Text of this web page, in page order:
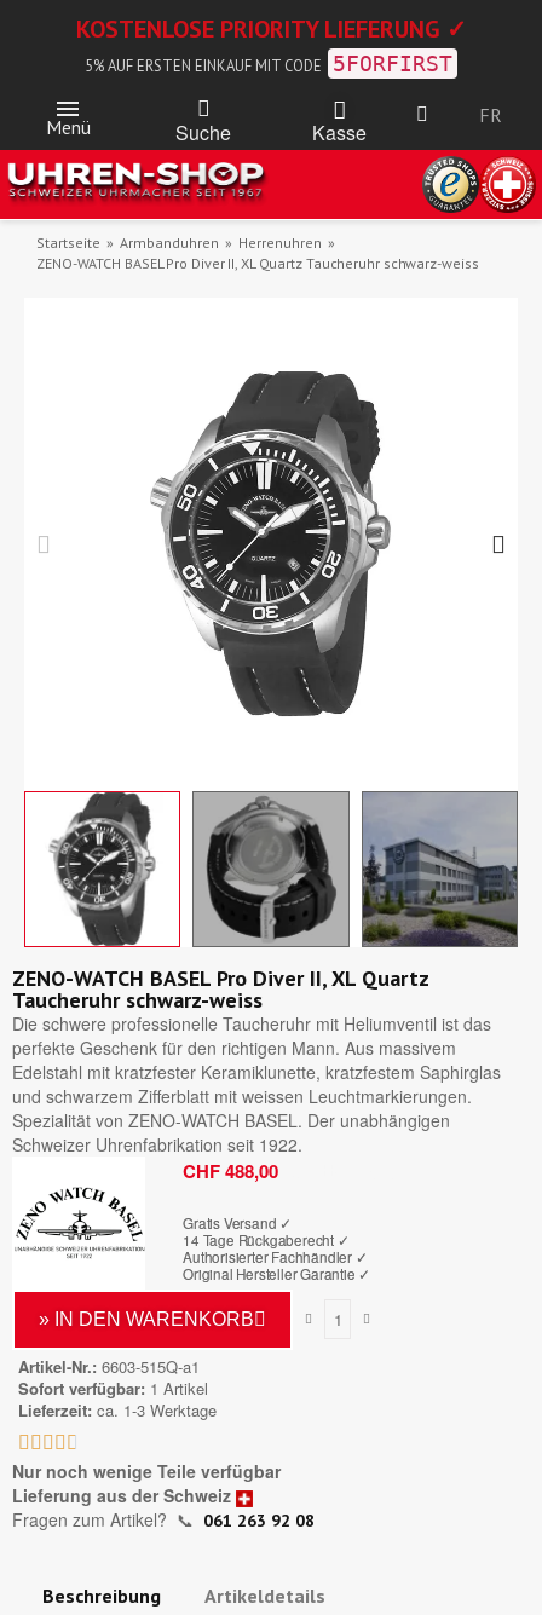
KOSTENLOSE PRIORITY LIEFERUNG ✓
5% AUF ERSTEN EINKAUF MIT CODE 5FORFIRST
Menü Suche Kasse
FR
Startseite Armbanduhren
Herrenuhren
ZENO-WATCH BASEL Pro Diver II, XL Quartz Taucheruhr schwarz-weiss
ZENO-WATCH BASEL Pro Diver II, XL Quartz
Taucheruhr schwarz-weiss
Die schwere professionelle Taucheruhr mit Heliumventil ist das
perfekte Geschenk für den richtigen Mann. Aus massivem
Edelstahl mit kratzfester Keramiklunette, kratzfestem Saphirglas
und schwarzem Zifferblatt mit weissen Leuchtmarkierungen.
Spezialität von ZENO-WATCH BASEL. Der unabhängigen
Schweizer Uhrenfabrikation seit 1922.
CHF 488,00
Gratis Versand ✓
14 Tage Rückgaberecht ✓
Authorisierter Fachhändler ✓
Original Hersteller Garantie ✓
» IN DEN WARENKORB
Artikel-Nr. 6603-515Q-a1
Sofort verfügbar 1 Artikel
Lieferzeit ca. 1-3 Werktage
    
Nur noch wenige Teile verfügbar
Lieferung aus der Schweiz
Fragen zum Artikel? 📞 061 263 92 08
Beschreibung
Artikeldetails